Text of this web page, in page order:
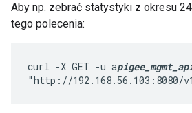
Aby np. zebrać statystyki z okresu
tego polecenia:
curl -X GET -u a
"http://192.168.56.103:8080/